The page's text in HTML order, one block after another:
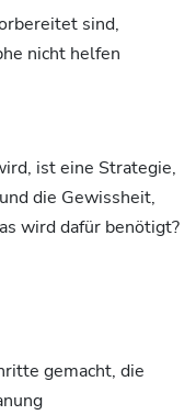
sind,
nicht helfen
ist eine Strategie,
die Gewissheit,
wird dafür benötigt?
gemacht, die